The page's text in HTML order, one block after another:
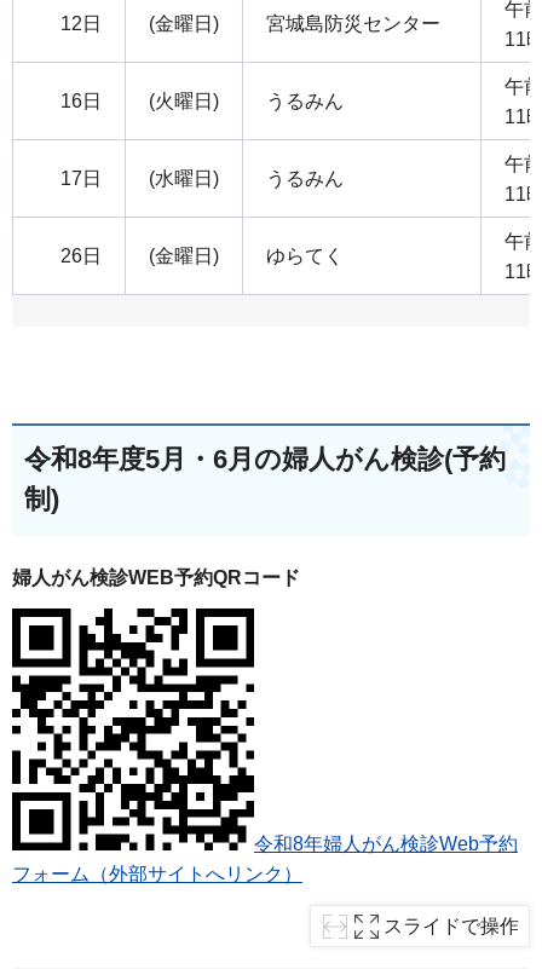
12日 (金曜日) 宮城島防災センター
午
11
16日 (火曜日) うるみん
午
11
17日 (水曜日) うるみん
午
11
26日 (金曜日) ゆらてく
午
11
令和8年度5月・6月の婦人がん検診(予約
制)
婦人がん検診WEB予約QRコード
令和8年婦人がん検診Web予約
フォーム（外部サイトへリンク）
スライドで操作